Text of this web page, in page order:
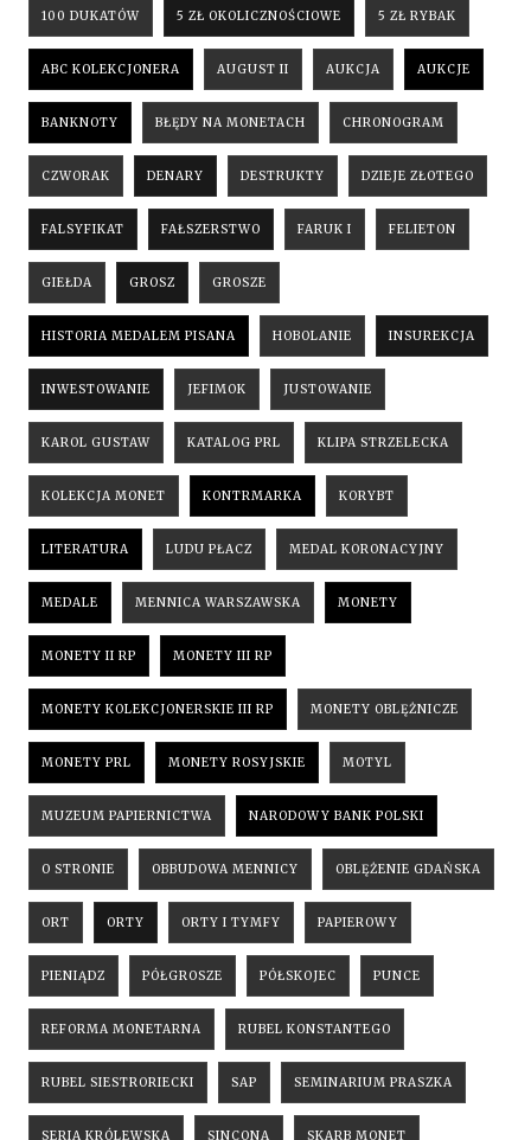
100 DUKATÓW 5 ZŁ OKOLICZNOŚCIOWE 5 ZŁ RYBAK
ABC KOLEKCJONERA AUGUST II AUKCJA AUKCJE
BANKNOTY BŁĘDY NA MONETACH CHRONOGRAM
CZWORAK DENARY DESTRUKTY DZIEJE ZŁOTEGO
FALSYFIKAT FAŁSZERSTWO FARUK I FELIETON
GIEŁDA GROSZ GROSZE
HISTORIA MEDALEM PISANA HOBOLANIE INSUREKCJA
INWESTOWANIE JEFIMOK JUSTOWANIE
KAROL GUSTAW KATALOG PRL KLIPA STRZELECKA
KOLEKCJA MONET KONTRMARKA KORYBT
LITERATURA LUDU PŁACZ MEDAL KORONACYJNY
MEDALE MENNICA WARSZAWSKA MONETY
MONETY II RP MONETY III RP
MONETY KOLEKCJONERSKIE III RP MONETY OBLĘŻNICZE
MONETY PRL MONETY ROSYJSKIE MOTYL
MUZEUM PAPIERNICTWA NARODOWY BANK POLSKI
O STRONIE OBBUDOWA MENNICY OBLĘŻENIE GDAŃSKA
ORT ORTY ORTY I TYMFY PAPIEROWY
PIENIĄDZ PÓŁGROSZE PÓŁSKOJEC PUNCE
REFORMA MONETARNA RUBEL KONSTANTEGO
RUBEL SIESTRORIECKI SAP SEMINARIUM PRASZKA
SERIA KRÓLEWSKA SINCONA SKARB MONET